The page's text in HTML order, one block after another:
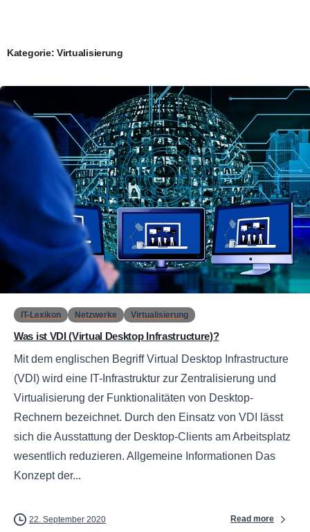
Kategorie:Virtualisierung
0
IT-Lexikon Netzwerke Virtualisierung
Was ist VDI (Virtual Desktop Infrastructure)?
Mit dem englischen Begriff Virtual Desktop Infrastructure
(VDI) wird eine IT-Infrastruktur zur Zentralisierung und
Virtualisierung der Funktionalitäten von Desktop-
Rechnern bezeichnet. Durch den Einsatz von VDI lässt
sich die Ausstattung der Desktop-Clients am Arbeitsplatz
wesentlich reduzieren. Allgemeine Informationen Das
Konzept der...
22. September 2020 Read more